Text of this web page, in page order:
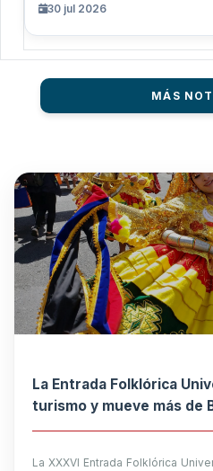
30 jul 2026
MÁS
La Entrada Folklórica
turismo y mueve más de
La XXXVI Entrada Folklórica